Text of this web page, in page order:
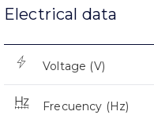
Electrical data
Voltage (V)
Frecuency (Hz)